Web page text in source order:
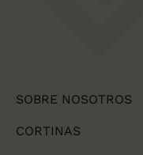
SOBRE NOSOTROS
CORTINAS